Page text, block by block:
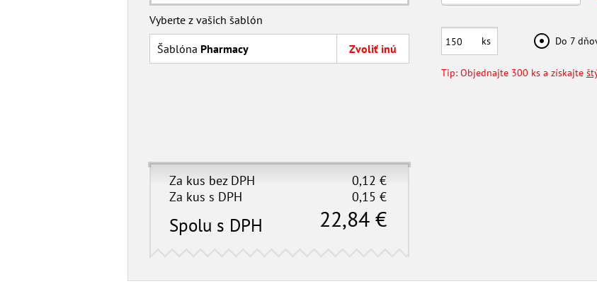
Vyberte z vašich šablón
Šablóna Pharmacy Zvoliť inú
ks Do 7
Tip: Objednajte 300 ks a získajte
Za kus bez DPH 0,12 €
Za kus s DPH
0,15 €
Spolu s DPH 22,84 €